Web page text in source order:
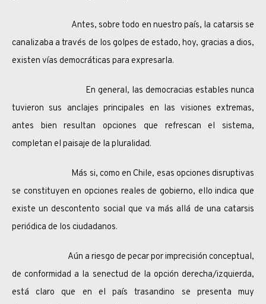
Antes, sobre todo en nuestro país, la catarsis se
canalizaba a través de los golpes de estado, hoy, gracias a dios,
existen vías democráticas para expresarla.
En general, las democracias estables nunca
tuvieron sus anclajes principales en las visiones extremas,
antes bien resultan opciones que refrescan el sistema,
completan el paisaje de la pluralidad.
Más si, como en Chile, esas opciones disruptivas
se constituyen en opciones reales de gobierno, ello indica que
existe un descontento social que va más allá de una catarsis
periódica de los ciudadanos.
Aún a riesgo de pecar por imprecisión conceptual,
de conformidad a la senectud de la opción derecha/izquierda,
está claro que en el país trasandino se presenta muy